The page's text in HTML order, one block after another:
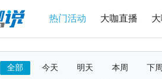
热门活动 大咖直播
全部 今天 明天 本周 下周